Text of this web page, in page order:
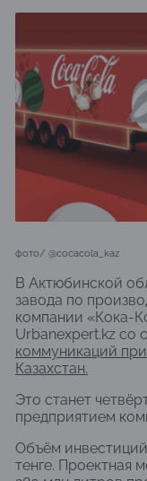
фото/ @cocacola_kaz
В Актюбинской
завода по
компании «Кока-
Urbanexpert.kz со
коммуникаций
Казахстан.
Это станет
предприятием
Объём
тенге. Проектная